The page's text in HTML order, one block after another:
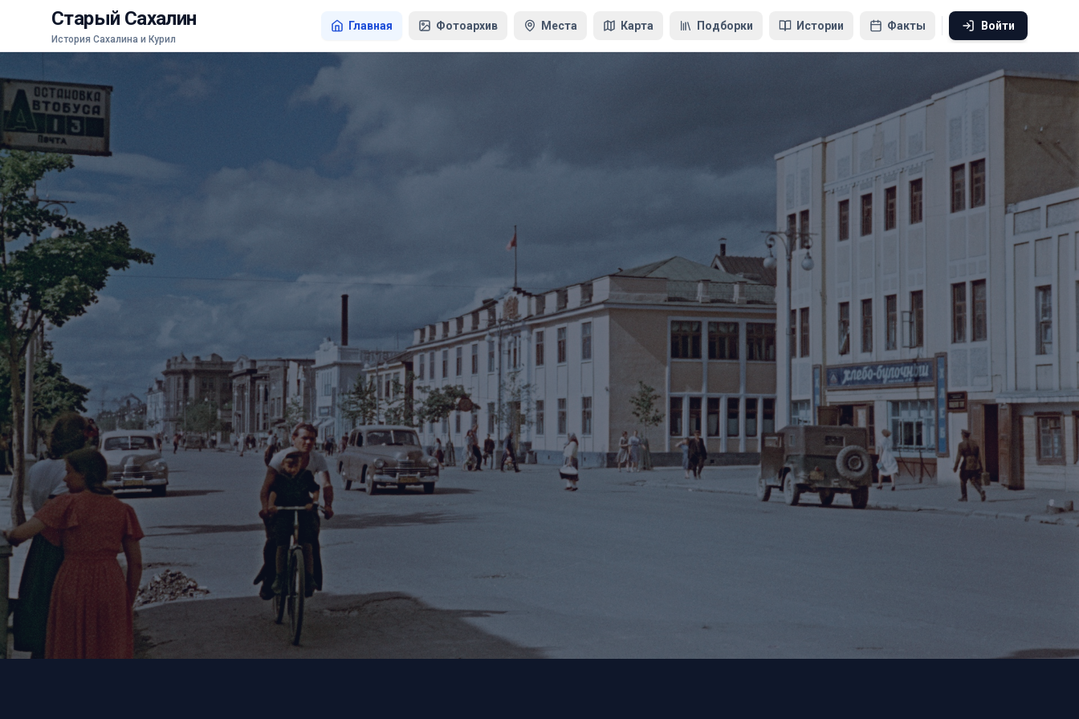
Старый Сахалин
История Сахалина и Курил
Главная Фотоархив Места Карта Подборки Истории Факты Войти